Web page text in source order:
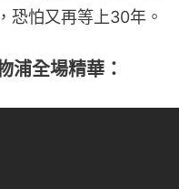
恐怕又再等上30年。
浦全場精華：